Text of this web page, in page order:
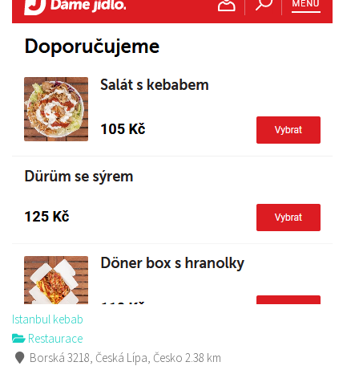
Istanbul kebab
Restaurace
Borská 3218, Česká Lípa, Česko 2.38 km